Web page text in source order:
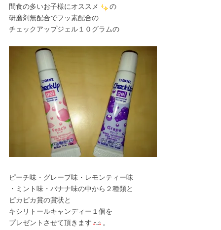
間食の多いお子様にオススメ
の
研磨剤無配合でフッ素配合の
チェックアップジェル１０グラムの
ピーチ味・グレープ味・レモンティー味
・ミント味・バナナ味の中から２種類と
ピカピカ賞の賞状と
キシリトールキャンディー１個を
プレゼントさせて頂きます
。